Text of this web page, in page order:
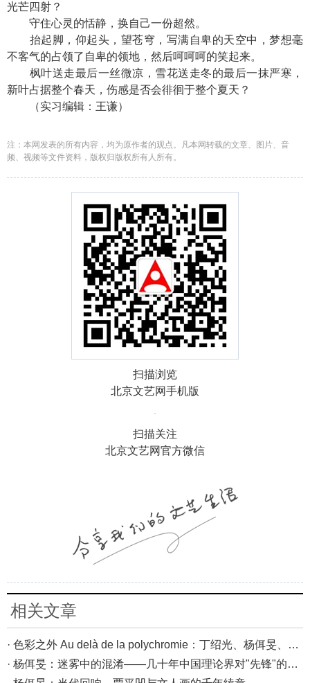
光芒四射？
守住心灵的恬静，换自己一份超然。
抬起脚，仰起头，望苍穹，写满自卑的天空中，梦想毫
不客气的占领了自卑的领地，然后呵呵呵的笑起来。
枫叶送走最后一丝微凉，雪花送走冬的最后一抹严寒，
新叶占据整个春天，伤感是否会徘徊于整个夏天？
（实习编辑：王谦）
注：本网发表的所有内容，均为原作者的观点。凡本网转载的文章、图片、音
频、视频等文件资料，版权归版权所有人所有。
扫描浏览
北京文艺网手机版
扫描关注
北京文艺网官方微信
相关文章
· 色彩之外 Au delà de la polychromie：丁绍光、杨佴旻、Alain Cardenas·Castro巴黎展
· 杨佴旻：迷雾中的混淆——几十年中国理论界对"先锋"的误读，对创作的误导